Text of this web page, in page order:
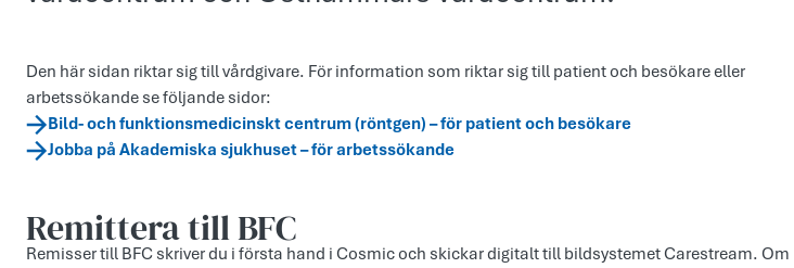
Den här sidan riktar sig till vårdgivare. För information som riktar sig till patient och besökare eller
arbetssökande se följande sidor:
Bild- och funktionsmedicinskt centrum (röntgen) – för patient och besökare
Jobba på Akademiska sjukhuset – för arbetssökande
Remittera till BFC
Remisser till BFC skriver du i första hand i Cosmic och skickar digitalt till bildsystemet Carestream. Om